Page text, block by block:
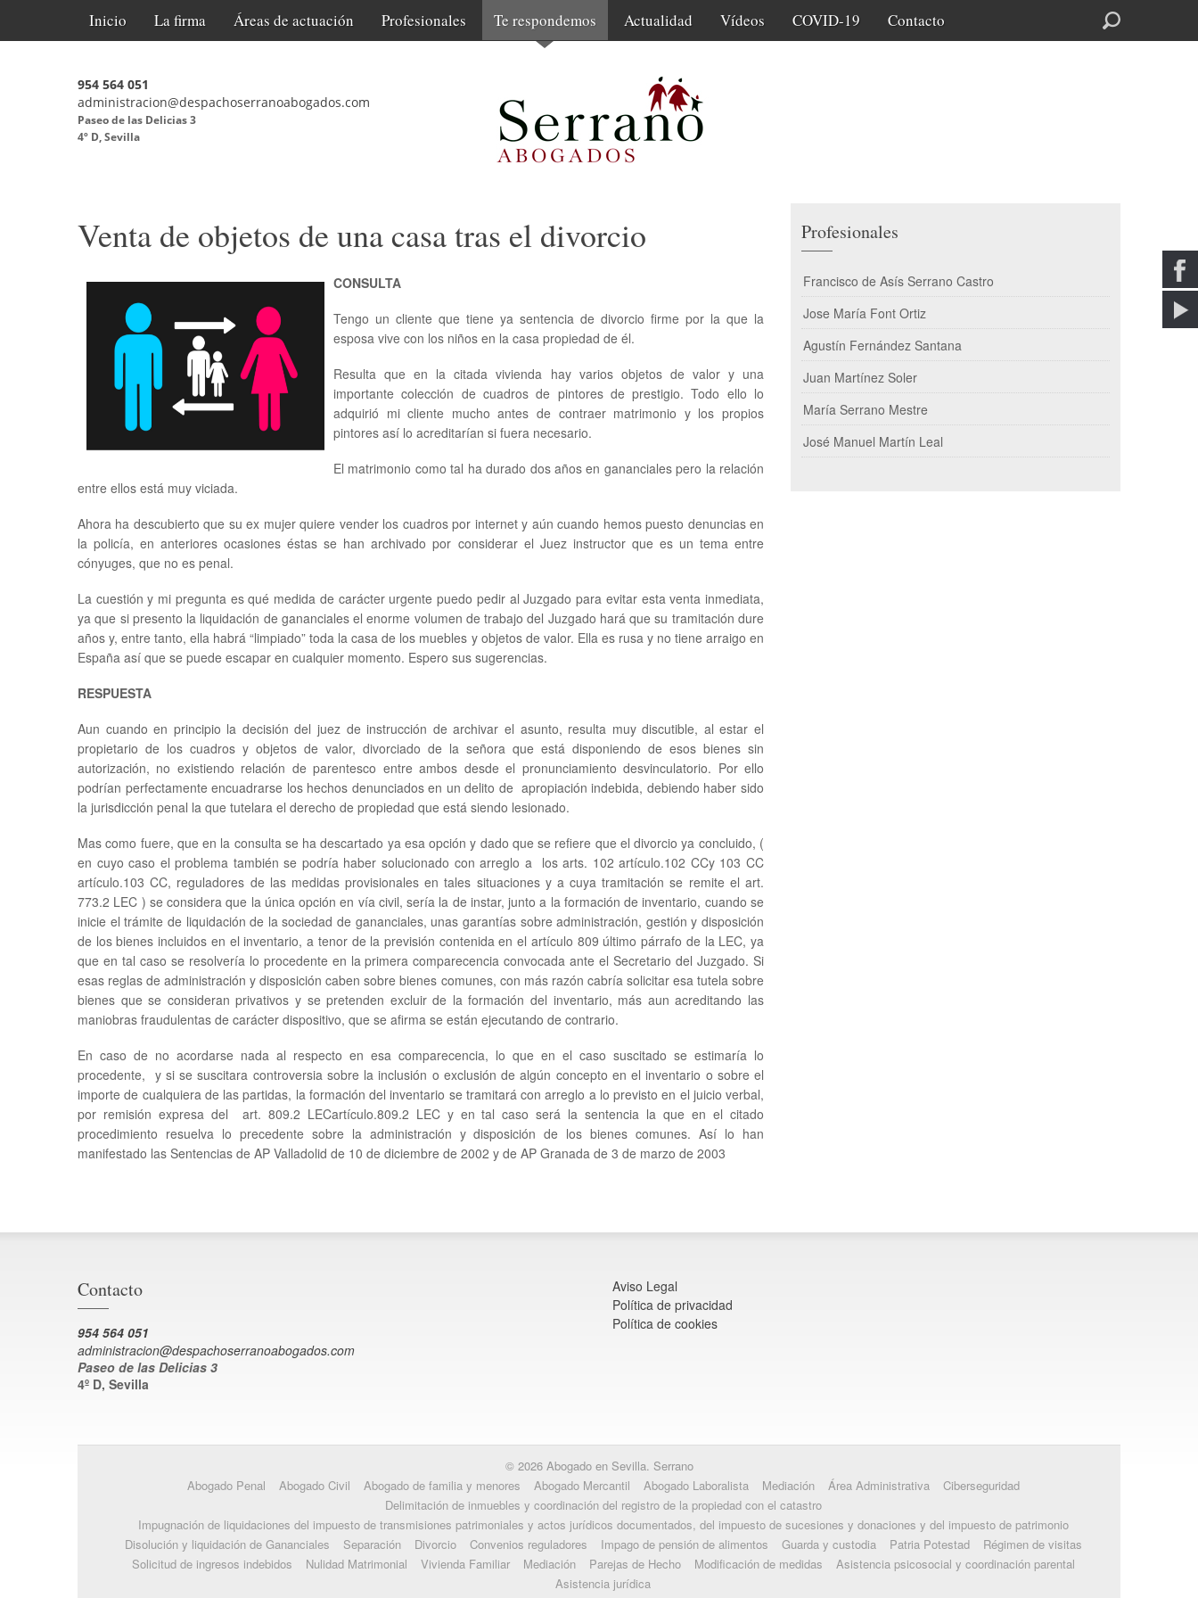
Inicio La firma Áreas de actuación Profesionales Te respondemos Actualidad Vídeos COVID-19 Contacto
954 564 051
administracion@despachoserranoabogados.com
Paseo de las Delicias 3
4º D, Sevilla
Venta de objetos de una casa tras el divorcio
CONSULTA
Tengo un cliente que tiene ya sentencia de divorcio firme por la que la
esposa vive con los niños en la casa propiedad de él.
Resulta que en la citada vivienda hay varios objetos de valor y una
importante colección de cuadros de pintores de prestigio. Todo ello lo
adquirió mi cliente mucho antes de contraer matrimonio y los propios
pintores así lo acreditarían si fuera necesario.
El matrimonio como tal ha durado dos años en gananciales pero la relación
entre ellos está muy viciada.
Ahora ha descubierto que su ex mujer quiere vender los cuadros por internet y aún cuando hemos puesto denuncias en
la policía, en anteriores ocasiones éstas se han archivado por considerar el Juez instructor que es un tema entre
cónyuges, que no es penal.
La cuestión y mi pregunta es qué medida de carácter urgente puedo pedir al Juzgado para evitar esta venta inmediata,
ya que si presento la liquidación de gananciales el enorme volumen de trabajo del Juzgado hará que su tramitación dure
años y, entre tanto, ella habrá “limpiado” toda la casa de los muebles y objetos de valor. Ella es rusa y no tiene arraigo en
España así que se puede escapar en cualquier momento. Espero sus sugerencias.
RESPUESTA
Aun cuando en principio la decisión del juez de instrucción de archivar el asunto, resulta muy discutible, al estar el
propietario de los cuadros y objetos de valor, divorciado de la señora que está disponiendo de esos bienes sin
autorización, no existiendo relación de parentesco entre ambos desde el pronunciamiento desvinculatorio. Por ello
podrían perfectamente encuadrarse los hechos denunciados en un delito de apropiación indebida, debiendo haber sido
la jurisdicción penal la que tutelara el derecho de propiedad que está siendo lesionado.
Mas como fuere, que en la consulta se ha descartado ya esa opción y dado que se refiere que el divorcio ya concluido, (
en cuyo caso el problema también se podría haber solucionado con arreglo a los arts. 102 artículo.102 CCy 103 CC
artículo.103 CC, reguladores de las medidas provisionales en tales situaciones y a cuya tramitación se remite el art.
773.2 LEC ) se considera que la única opción en vía civil, sería la de instar, junto a la formación de inventario, cuando se
inicie el trámite de liquidación de la sociedad de gananciales, unas garantías sobre administración, gestión y disposición
de los bienes incluidos en el inventario, a tenor de la previsión contenida en el artículo 809 último párrafo de la LEC, ya
que en tal caso se resolvería lo procedente en la primera comparecencia convocada ante el Secretario del Juzgado. Si
esas reglas de administración y disposición caben sobre bienes comunes, con más razón cabría solicitar esa tutela sobre
bienes que se consideran privativos y se pretenden excluir de la formación del inventario, más aun acreditando las
maniobras fraudulentas de carácter dispositivo, que se afirma se están ejecutando de contrario.
En caso de no acordarse nada al respecto en esa comparecencia, lo que en el caso suscitado se estimaría lo
procedente, y si se suscitara controversia sobre la inclusión o exclusión de algún concepto en el inventario o sobre el
importe de cualquiera de las partidas, la formación del inventario se tramitará con arreglo a lo previsto en el juicio verbal,
por remisión expresa del art. 809.2 LECartículo.809.2 LEC y en tal caso será la sentencia la que en el citado
procedimiento resuelva lo precedente sobre la administración y disposición de los bienes comunes. Así lo han
manifestado las Sentencias de AP Valladolid de 10 de diciembre de 2002 y de AP Granada de 3 de marzo de 2003
Profesionales
Francisco de Asís Serrano Castro
Jose María Font Ortiz
Agustín Fernández Santana
Juan Martínez Soler
María Serrano Mestre
José Manuel Martín Leal
Contacto
954 564 051
administracion@despachoserranoabogados.com
Paseo de las Delicias 3
4º D, Sevilla
Aviso Legal
Política de privacidad
Política de cookies
© 2026 Abogado en Sevilla. Serrano
Abogado Penal
Abogado Civil Abogado de familia y menores Abogado Mercantil Abogado Laboralista Mediación Área Administrativa
Ciberseguridad
Delimitación de inmuebles y coordinación del registro de la propiedad con el catastro
Impugnación de liquidaciones del impuesto de transmisiones patrimoniales y actos jurídicos documentados, del impuesto de sucesiones y donaciones y del impuesto de patrimonio
Disolución y liquidación de Gananciales
Separación Divorcio Convenios reguladores Impago de pensión de alimentos Guarda y custodia Patria Potestad
Régimen de visitas
Solicitud de ingresos indebidos
Nulidad Matrimonial Vivienda Familiar Mediación Parejas de Hecho Modificación de medidas
Asistencia psicosocial y coordinación parental
Asistencia jurídica